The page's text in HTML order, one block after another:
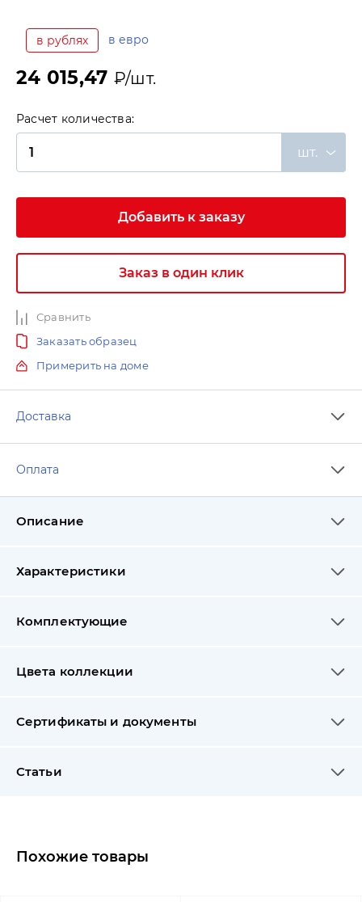
в рублях в евро
24 015,47 ₽/шт.
Расчет количества:
шт.
Добавить к заказу
Заказ в один клик
Сравнить
Заказать образец
Примерить на доме
Доставка
Оплата
Описание
Характеристики
Комплектующие
Цвета коллекции
Сертификаты и документы
Статьи
Похожие товары